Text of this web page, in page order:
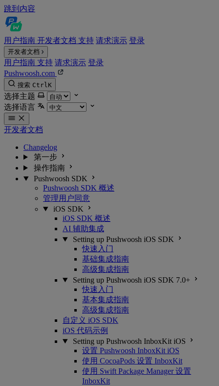
跳到内容
用户指南 开发者文档 支持 请求演示 登录
开发者文档
用户指南 支持 请求演示 登录
Pushwoosh.com
搜索 CtrlK
选择主题
选择语言
开发者文档
Changelog
第一步
操作指南
Pushwoosh SDK
Pushwoosh SDK 概述
管理用户同意
iOS SDK
iOS SDK 概述
AI 辅助集成
Setting up Pushwoosh iOS SDK
快速入门
基础集成指南
高级集成指南
Setting up Pushwoosh iOS SDK 7.0+
快速入门
基本集成指南
高级集成指南
自定义 iOS SDK
iOS 代码示例
Setting up Pushwoosh InboxKit iOS
设置 Pushwoosh InboxKit iOS
使用 CocoaPods 设置 InboxKit
使用 Swift Package Manager 设置
InboxKit